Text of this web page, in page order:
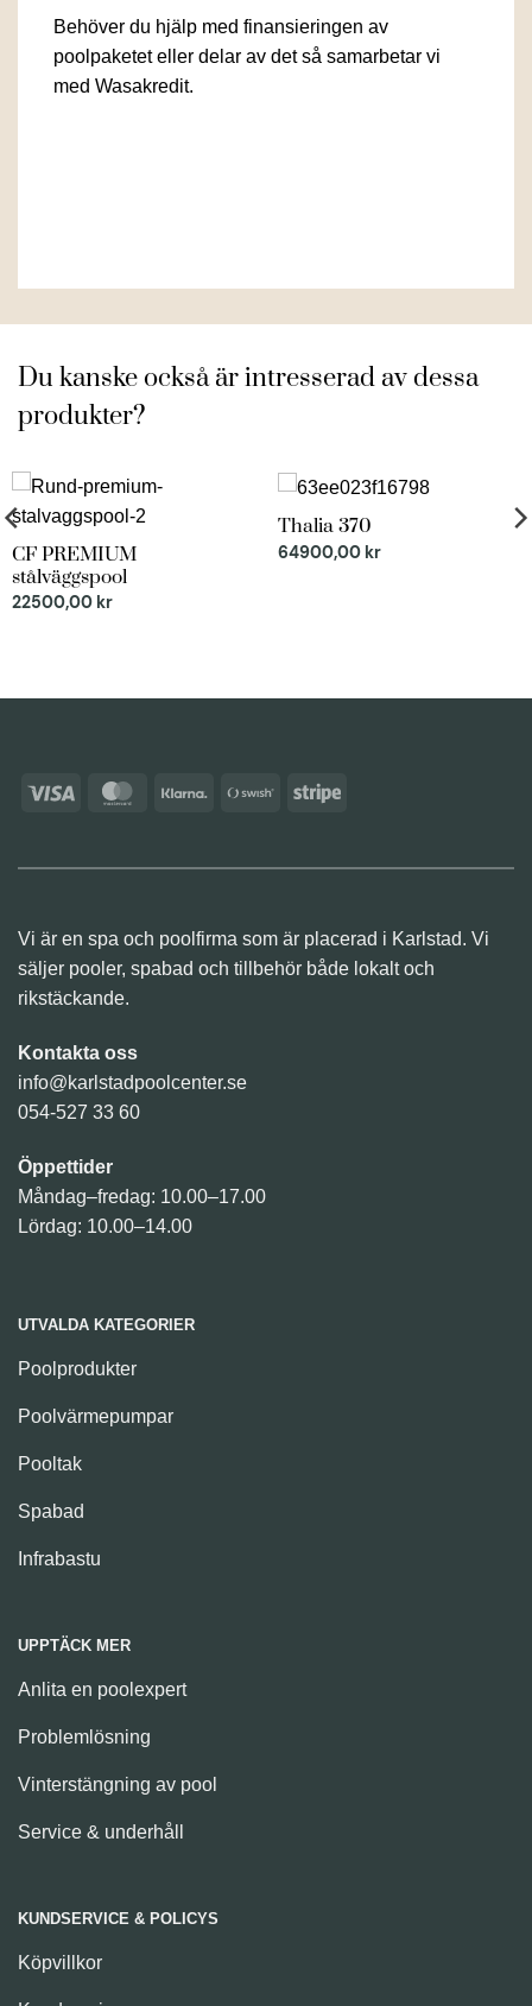
Behöver du hjälp med finansieringen av
poolpaketet eller delar av det så samarbetar vi
med Wasakredit.
Du kanske också är intresserad av dessa
produkter?
CF PREMIUM
stålväggspool
22500,00 kr
Thalia 370
64900,00 kr
Visa MasterCardKlarna Swish
Stripe
Vi är en spa och poolfirma som är placerad i Karlstad. Vi
säljer pooler, spabad och tillbehör både lokalt och
rikstäckande.
Kontakta oss
info@karlstadpoolcenter.se
054-527 33 60
Öppettider
Måndag–fredag: 10.00–17.00
Lördag: 10.00–14.00
UTVALDA KATEGORIER
Poolprodukter
Poolvärmepumpar
Pooltak
Spabad
Infrabastu
UPPTÄCK MER
Anlita en poolexpert
Problemlösning
Vinterstängning av pool
Service & underhåll
KUNDSERVICE & POLICYS
Köpvillkor